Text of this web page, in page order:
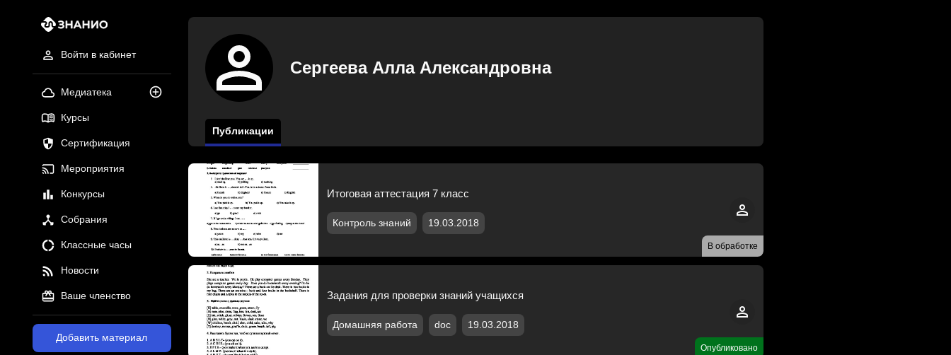
Войти в кабинет
Медиатека
Курсы
Сертификация
Мероприятия
Конкурсы
Собрания
Классные часы
Новости
Ваше членство
Добавить материал
Сергеева Алла Александровна
Публикации
В обработке
Итоговая аттестация 7 класс
Контроль знаний 19.03.2018
Опубликовано
Задания для проверки знаний учащихся
Домашняя работа doc 19.03.2018